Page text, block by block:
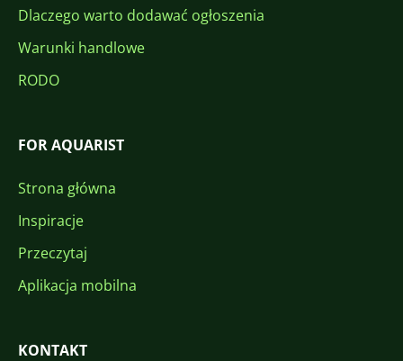
Dlaczego warto dodawać ogłoszenia
Warunki handlowe
RODO
FOR AQUARIST
Strona główna
Inspiracje
Przeczytaj
Aplikacja mobilna
KONTAKT